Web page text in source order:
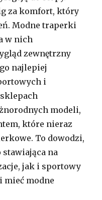
za komfort, który
Modne traperki
w nich
zewnętrzny
najlepiej
i
modeli,
które nieraz
To dowodzi,
stawiająca na
jak i sportowy
mieć modne